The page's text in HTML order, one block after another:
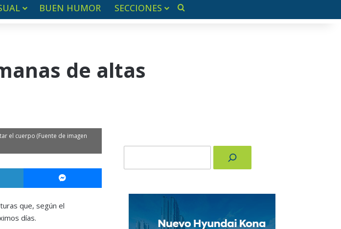
BUEN HUMOR SECCIONES
de altas
el cuerpo (Fuente de imagen
LinkedIn Messenger
que, según el
días.